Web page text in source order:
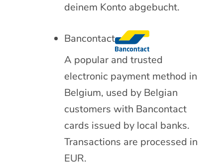
deinem Konto abgebucht.
Bancontact
A popular and trusted
electronic payment method in
Belgium, used by Belgian
customers with Bancontact
cards issued by local banks.
Transactions are processed in
EUR.